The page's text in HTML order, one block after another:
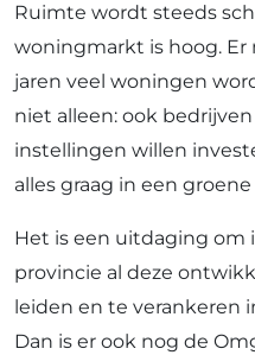
Ruimte wordt steeds
woningmarkt is hoog.
jaren veel woningen
niet alleen: ook
instellingen willen
alles graag in een
Het is een uitdaging om
provincie al deze
leiden en te verankeren
Dan is er ook nog de